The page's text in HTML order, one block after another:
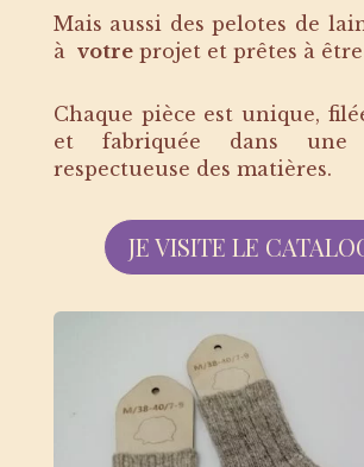
Mais aussi des pelotes de
à votreprojet et prêtes à
Chaque pièce est unique,
et fabriquée dans une
respectueuse des matières.
JE VISITE LE